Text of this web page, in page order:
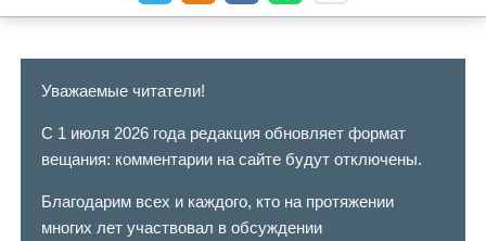
Уважаемые читатели!
С 1 июля 2026 года редакция обновляет формат
вещания: комментарии на сайте будут отключены.
Благодарим всех и каждого, кто на протяжении
многих лет участвовал в обсуждении